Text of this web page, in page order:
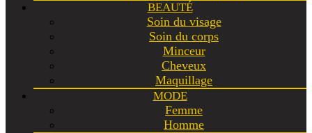
BEAUTÉ
Soin du visage
Soin du corps
Minceur
Cheveux
Maquillage
MODE
Femme
Homme